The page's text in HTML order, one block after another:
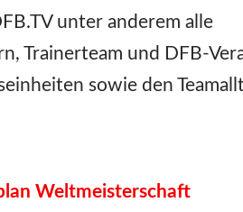
unter anderem alle
Trainerteam und DFB-
sowie den
Weltmeisterschaft